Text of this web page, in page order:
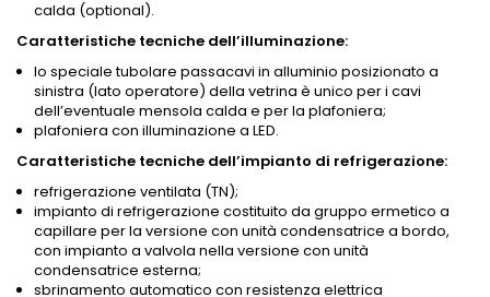
calda (optional).
Caratteristiche tecniche dell’illuminazione:
lo speciale tubolare passacavi in alluminio posizionato a
sinistra (lato operatore) della vetrina è unico per i cavi
dell’eventuale mensola calda e per la plafoniera;
plafoniera con illuminazione a LED.
Caratteristiche tecniche dell’impianto di refrigerazione:
refrigerazione ventilata (TN);
impianto di refrigerazione costituito da gruppo ermetico a
capillare per la versione con unità condensatrice a bordo,
con impianto a valvola nella versione con unità
condensatrice esterna;
sbrinamento automatico con resistenza elettrica